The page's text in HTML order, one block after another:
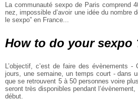
La communauté sexpo de Paris comprend
nez, impossible d’avoir une idée du nombre
le sexpo” en France...
How to do your sexpo
L’objectif, c’est de faire des évènements
jours, une semaine, un temps court - dans
que se retrouvent 5 à 50 personnes voire
seront très disponibles pendant
début.